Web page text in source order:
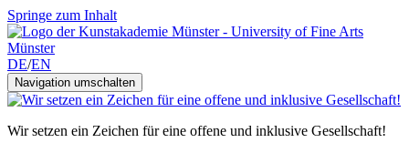
Springe zum Inhalt
DE/EN
Navigation umschalten
Wir setzen ein Zeichen für eine offene und inklusive Gesellschaft!